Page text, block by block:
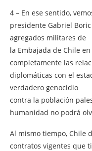
4 – En ese sentido,
presidente Gabriel
agregados militares de
la Embajada de Chile
completamente las
diplomáticas con el
verdadero genocidio
contra la población
humanidad no podrá
Al mismo tiempo, Chile
contratos vigentes que